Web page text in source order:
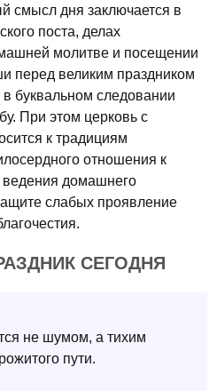
смысл дня заключается в
поста, делах
молитве и посещении
перед великим праздником
буквальном следовании
При этом церковь с
к традициям
отношения к
ведения домашнего
слабых проявление
СЕГОДНЯ
не шумом, а тихим
пути.